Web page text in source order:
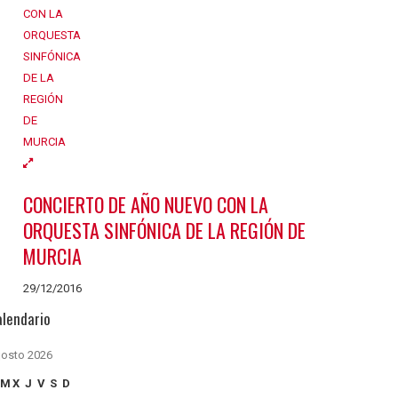
CONCIERTO DE AÑO NUEVO CON LA
ORQUESTA SINFÓNICA DE LA REGIÓN DE
MURCIA
29/12/2016
2026
M X J V S D